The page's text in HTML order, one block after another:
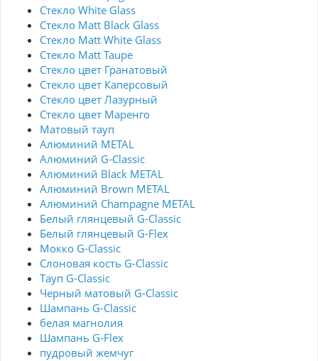
Стекло White Glass
Стекло Matt Black Glass
Стекло Matt White Glass
Стекло Matt Taupe
Стекло цвет Гранатовый
Стекло цвет Каперсовый
Стекло цвет Лазурный
Стекло цвет Маренго
Матовый тауп
Алюминий METAL
Алюминий G-Classic
Алюминий Black METAL
Алюминий Brown METAL
Алюминий Champagne METAL
Белый глянцевый G-Classic
Белый глянцевый G-Flex
Мокко G-Classic
Слоновая кость G-Classic
Тауп G-Classic
Черный матовый G-Classic
Шампань G-Classic
белая магнолия
Шампань G-Flex
пудровый жемчуг